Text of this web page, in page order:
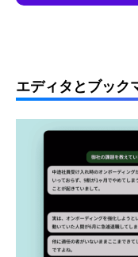
エディタとブック